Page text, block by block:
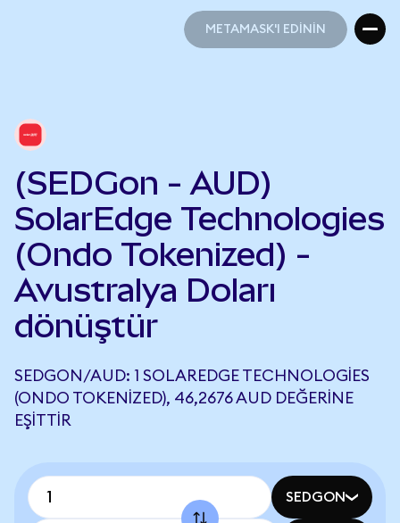
METAMASK'I EDİNİN
(SEDGon - AUD)
SolarEdge Technologies
(Ondo Tokenized) -
Avustralya Doları
dönüştür
SEDGON/AUD: 1 SOLAREDGE TECHNOLOGIES
(ONDO TOKENIZED), 46,2676 AUD DEĞERINE
EŞITTIR
SEDGON